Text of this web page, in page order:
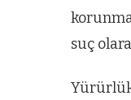
suç